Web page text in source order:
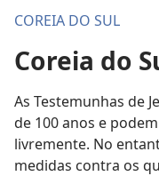
COREIA DO SUL
Coreia do
As Testemunhas de
de 100 anos e
livremente. No
medidas contra os